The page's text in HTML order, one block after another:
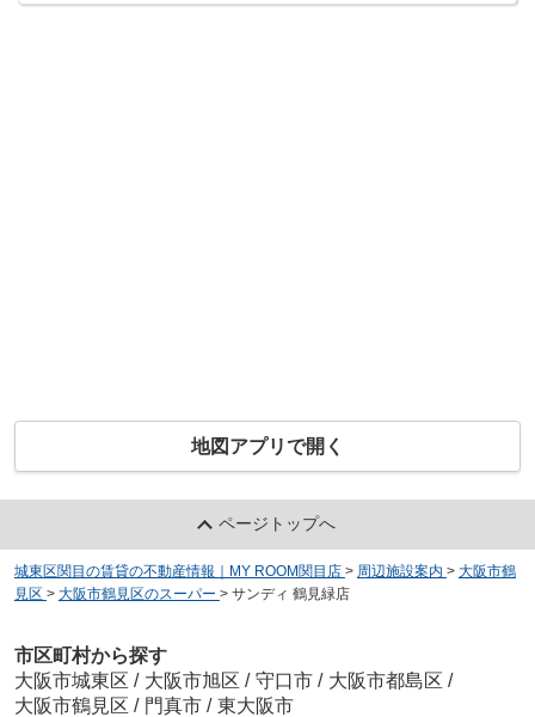
地図アプリで開く
ページトップへ
城東区関目の賃貸の不動産情報｜MY ROOM関目店 > 周辺施設案内 > 大阪市鶴
見区 > 大阪市鶴見区のスーパー > サンディ 鶴見緑店
市区町村から探す
大阪市城東区 / 大阪市旭区 / 守口市 / 大阪市都島区 /
大阪市鶴見区 / 門真市 / 東大阪市